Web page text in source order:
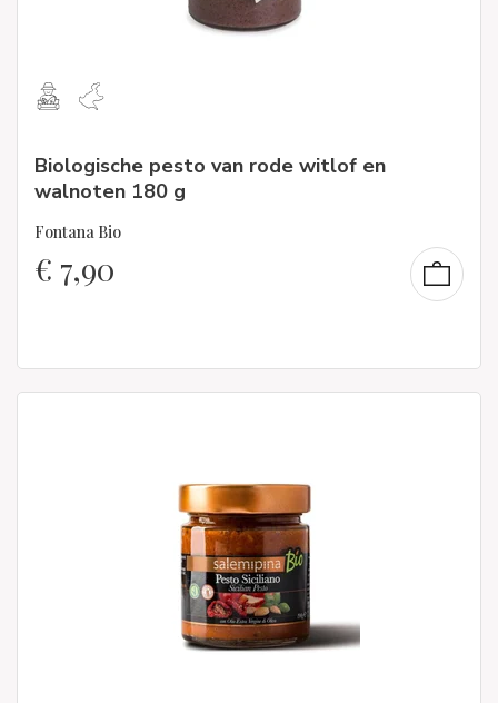
Biologische pesto van rode witlof en
walnoten 180 g
Fontana Bio
€ 7,90